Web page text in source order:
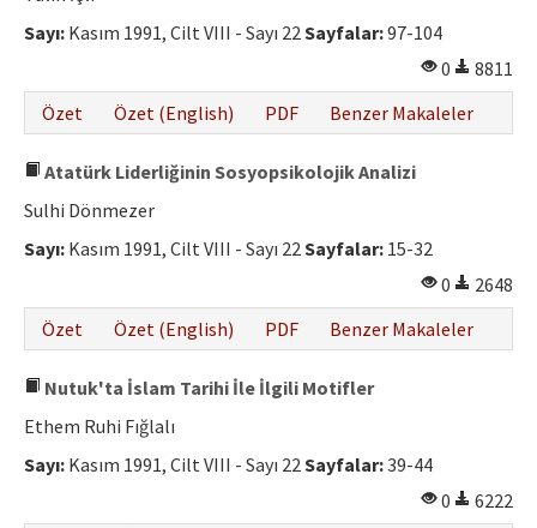
Sayı: Kasım 1991, Cilt VIII - Sayı 22Sayfalar:97-104
0
8811
Özet
Özet (English) PDF Benzer Makaleler
Atatürk Liderliğinin Sosyopsikolojik Analizi
Sulhi Dönmezer
Sayı: Kasım 1991, Cilt VIII - Sayı 22Sayfalar: 15-32
0
2648
Özet
Özet (English) PDF Benzer Makaleler
Nutuk'ta İslam Tarihi İle İlgili Motifler
Ethem Ruhi Fığlalı
Sayı: Kasım 1991, Cilt VIII - Sayı 22Sayfalar:39-44
0
6222